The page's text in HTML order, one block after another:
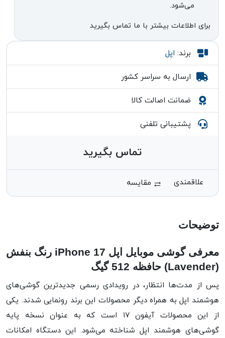
می‌شود.
برای اطلاعات بیشتر با ما تماس بگیرید
برند: اپل
ارسال به سراسر کشور
ضمانت اصالت کالا
پشتیبانی تلفنی
تماس بگیرید
مقایسه
توضیحات
معرفی گوشی موبایل اپل iPhone 17 رنگ بنفش
(Lavender) حافظه 512 گیگ
پس از مدت‌ها انتظار، در رویدادی رسمی جدیدترین گوشی‌های
هوشمند اپل به همراه دیگر محصولات این برند رونمایی شدند. یکی
از این محصولات آیفون ۱۷ است که به عنوان نسخه پایه
گوشی‌های هوشمند اپل شناخته می‌شود. این دستگاه امکانات